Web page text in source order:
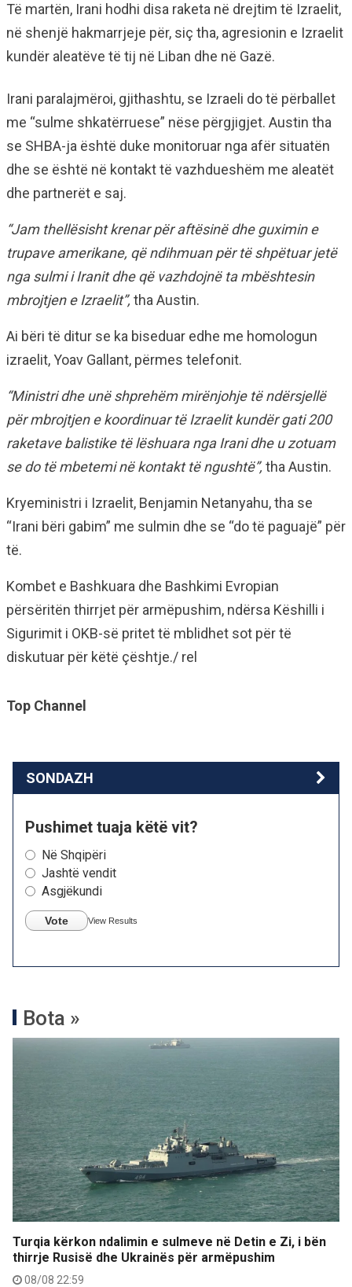
Të martën, Irani hodhi disa raketa në drejtim të Izraelit,
në shenjë hakmarrjeje për, siç tha, agresionin e Izraelit
kundër aleatëve të tij në Liban dhe në Gazë.
Irani paralajmëroi, gjithashtu, se Izraeli do të përballet
me “sulme shkatërruese” nëse përgjigjet. Austin tha
se SHBA-ja është duke monitoruar nga afër situatën
dhe se është në kontakt të vazhdueshëm me aleatët
dhe partnerët e saj.
“Jam thellësisht krenar për aftësinë dhe guximin e
trupave amerikane, që ndihmuan për të shpëtuar jetë
nga sulmi i Iranit dhe që vazhdojnë ta mbështesin
mbrojtjen e Izraelit”, tha Austin.
Ai bëri të ditur se ka biseduar edhe me homologun
izraelit, Yoav Gallant, përmes telefonit.
“Ministri dhe unë shprehëm mirënjohje të ndërsjellë
për mbrojtjen e koordinuar të Izraelit kundër gati 200
raketave balistike të lëshuara nga Irani dhe u zotuam
se do të mbetemi në kontakt të ngushtë”, tha Austin.
Kryeministri i Izraelit, Benjamin Netanyahu, tha se
“Irani bëri gabim” me sulmin dhe se “do të paguajë” për
të.
Kombet e Bashkuara dhe Bashkimi Evropian
përsëritën thirrjet për armëpushim, ndërsa Këshilli i
Sigurimit i OKB-së pritet të mblidhet sot për të
diskutuar për këtë çështje./ rel
Top Channel
SONDAZH
Pushimet tuaja këtë vit?
Në Shqipëri
Jashtë vendit
Asgjëkundi
Vote View Results
Bota »
Turqia kërkon ndalimin e sulmeve në Detin e Zi, i bën
thirrje Rusisë dhe Ukrainës për armëpushim
08/08 22:59